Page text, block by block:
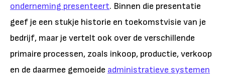
onderneming presenteert. Binnen die presentatie
geef je een stukje historie en toekomstvisie van je
bedrijf, maar je vertelt ook over de verschillende
primaire processen, zoals inkoop, productie, verkoop
en de daarmee gemoeide administratieve systemen